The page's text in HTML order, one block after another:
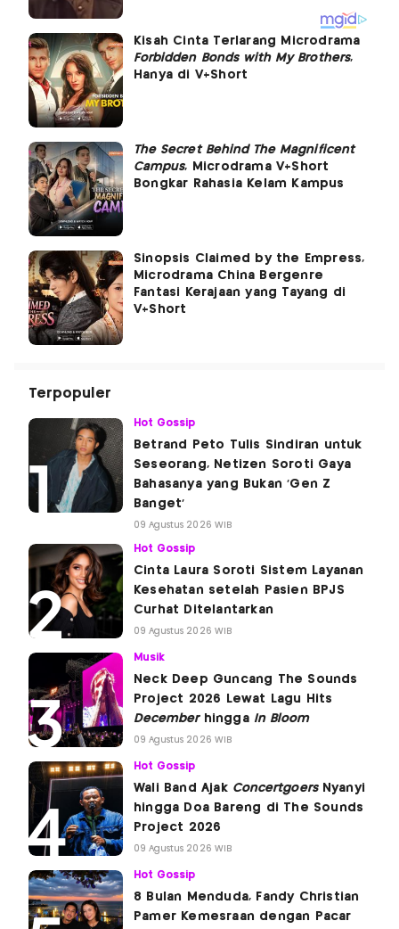
Kisah Cinta Terlarang Microdrama
Forbidden Bonds with My Brothers,
Hanya di V+Short
The Secret Behind The Magnificent
Campus, Microdrama V+Short
Bongkar Rahasia Kelam Kampus
Sinopsis Claimed by the Empress,
Microdrama China Bergenre
Fantasi Kerajaan yang Tayang di
V+Short
Terpopuler
Hot Gossip
Betrand Peto Tulis Sindiran untuk
Seseorang, Netizen Soroti Gaya
Bahasanya yang Bukan 'Gen Z
Banget'
09 Agustus 2026 WIB
Hot Gossip
Cinta Laura Soroti Sistem Layanan
Kesehatan setelah Pasien BPJS
Curhat Ditelantarkan
09 Agustus 2026 WIB
Musik
Neck Deep Guncang The Sounds
Project 2026 Lewat Lagu Hits
Decemberhingga In Bloom
09 Agustus 2026 WIB
Hot Gossip
Wali Band Ajak ConcertgoersNyanyi
hingga Doa Bareng di The Sounds
Project 2026
09 Agustus 2026 WIB
Hot Gossip
8 Bulan Menduda, Fandy Christian
Pamer Kemesraan dengan Pacar